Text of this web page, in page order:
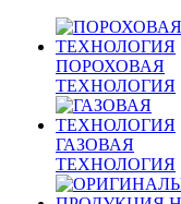
ПОРОХОВАЯ
ТЕХНОЛОГИЯ
ГАЗОВАЯ
ТЕХНОЛОГИЯ